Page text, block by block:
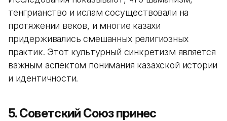
тенгрианство и ислам сосуществовали на
протяжении веков, и многие казахи
придерживались смешанных религиозных
практик. Этот культурный синкретизм является
важным аспектом понимания казахской истории
и идентичности.
5. Советский Союз принес